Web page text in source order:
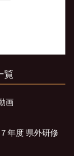
覧
画
年度 県外研修